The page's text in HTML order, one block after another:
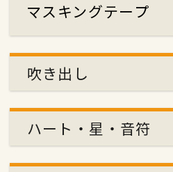
マスキングテープ
吹き出し
ハート・星・音符